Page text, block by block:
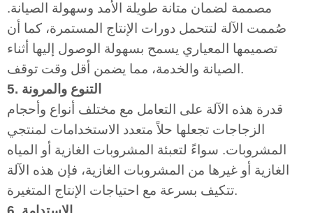
مصممة لضمان متانة طويلة الأمد وسهولة الصيانة.
صُممت الآلة لتتحمل دورات الإنتاج المستمرة، كما أن
تصميمها المعياري يسمح بسهولة الوصول إليها أثناء
الصيانة والخدمة، مما يضمن أقل وقت توقف.
5. التنوع والمرونة
قدرة هذه الآلة على التعامل مع مختلف أنواع وأحجام
الزجاجات تجعلها حلاً متعدد الاستخدامات لمنتجي
المشروبات. سواءً لتعبئة المشروبات الغازية أو المياه
الغازية أو غيرها من المشروبات الغازية، فإن هذه الآلة
تتكيف بسرعة مع احتياجات الإنتاج المتغيرة.